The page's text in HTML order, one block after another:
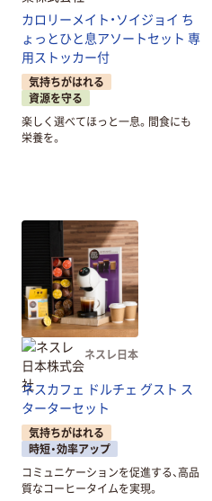
カロリーメイト・ソイジョイ ち
ょっとひと息アソートセット 専
用ストッカー付
気持ちがはれる
資源を守る
楽しく選べてほっと一息。間食にも
栄養を。
ネスレ日本
ネスカフェ ドルチェ グスト ス
ターターセット
気持ちがはれる
時短・効率アップ
コミュニケーションを促進する、高品
質なコーヒータイムを実現。